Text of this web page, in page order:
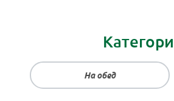
На обед